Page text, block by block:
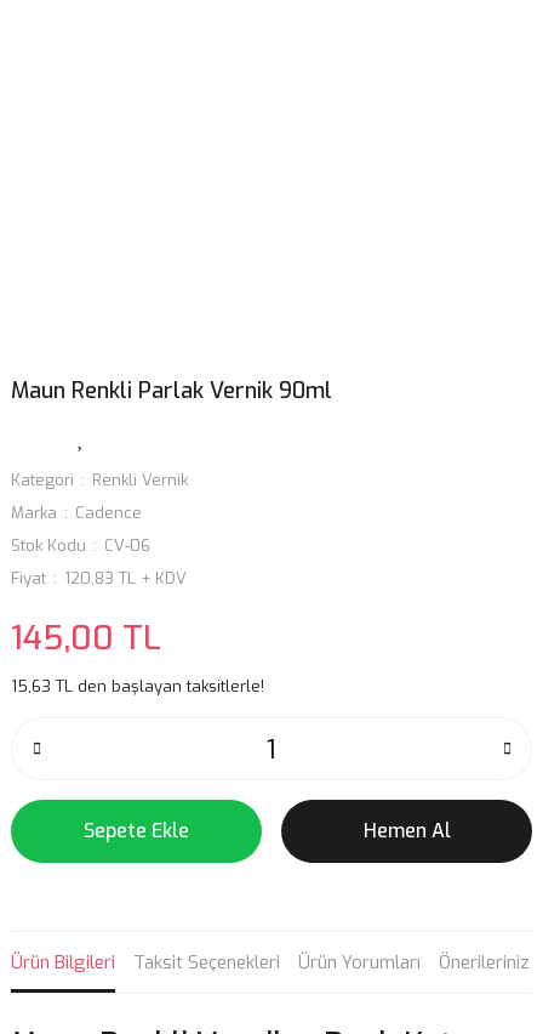
Maun Renkli Parlak Vernik 90ml
Kategori
Renkli Vernik
Marka
Cadence
Stok Kodu
CV-06
Fiyat
120,83 TL + KDV
145,00 TL
15,63 TL den başlayan taksitlerle!
Sepete Ekle Hemen Al
Ürün Bilgileri Taksit Seçenekleri Ürün Yorumları Önerileriniz